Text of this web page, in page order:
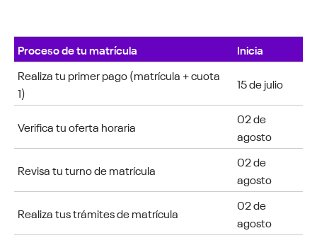
Proceso de tu matrícula
Inicia
Realiza tu primer pago (matrícula + cuota
1)
15 de julio
Verifica tu oferta horaria
02 de
agosto
Revisa tu turno de matrícula
02 de
agosto
Realiza tus trámites de matrícula
02 de
agosto